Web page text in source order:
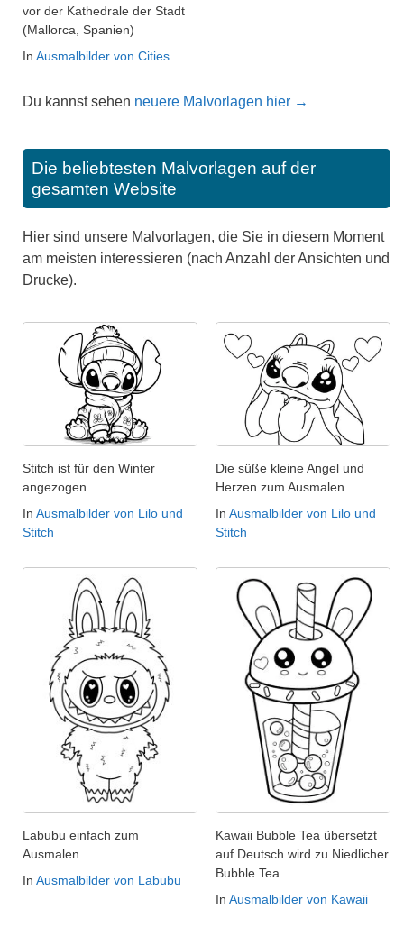
vor der Kathedrale der Stadt
(Mallorca, Spanien)
In Ausmalbilder von Cities
Du kannst sehen neuere Malvorlagen hier →
Die beliebtesten Malvorlagen auf der
gesamten Website
Hier sind unsere Malvorlagen, die Sie in diesem Moment
am meisten interessieren (nach Anzahl der Ansichten und
Drucke).
Stitch ist für den Winter
angezogen.
In Ausmalbilder von Lilo und
Stitch
Die süße kleine Angel und
Herzen zum Ausmalen
In Ausmalbilder von Lilo und
Stitch
Labubu einfach zum
Ausmalen
In Ausmalbilder von Labubu
Kawaii Bubble Tea übersetzt
auf Deutsch wird zu Niedlicher
Bubble Tea.
In Ausmalbilder von Kawaii